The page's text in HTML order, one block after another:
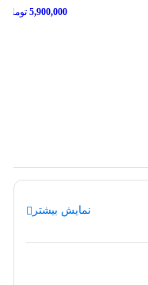
5,900,000 تومان
نمایش بیشتر